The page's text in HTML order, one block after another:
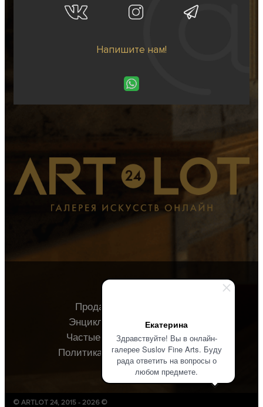
Екатерина
Здравствуйте! Вы в онлайн-
галерее Suslov Fine Arts. Буду
рада ответить на вопросы о
любом предмете.
Напишите нам!
Продавцу
Энциклопедия
О галерее
Частые вопросы
Контакты
Политика конфиденциальности
© ARTLOT 24, 2015 - 2026 ©